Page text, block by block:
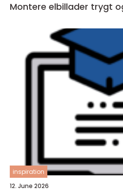
Montere elbillader trygt
inspiration
12. June 2026